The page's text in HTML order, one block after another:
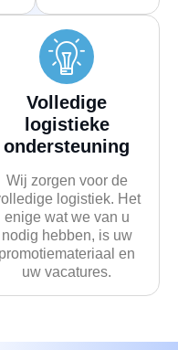
Volledige
logistieke
ondersteuning
Wij zorgen voor de
logistiek. Het
enige wat we van u
nodig hebben, is uw
promotiemateriaal en
uw vacatures.